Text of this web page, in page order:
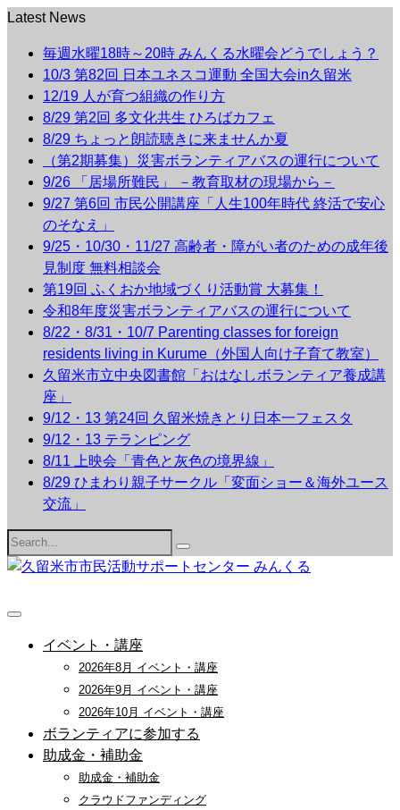
Latest News
毎週水曜18時～20時 みんくる水曜会どうでしょう？
10/3 第82回 日本ユネスコ運動 全国大会in久留米
12/19 人が育つ組織の作り方
8/29 第2回 多文化共生 ひろばカフェ
8/29 ちょっと朗読聴きに来ませんか夏
（第2期募集）災害ボランティアバスの運行について
9/26 「居場所難民」 －教育取材の現場から－
9/27 第6回 市民公開講座「人生100年時代 終活で安心
のそなえ」
9/25・10/30・11/27 高齢者・障がい者のための成年後
見制度 無料相談会
第19回 ふくおか地域づくり活動賞 大募集！
令和8年度災害ボランティアバスの運行について
8/22・8/31・10/7 Parenting classes for foreign
residents living in Kurume（外国人向け子育て教室）
久留米市立中央図書館「おはなしボランティア養成講
座」
9/12・13 第24回 久留米焼きとり日本一フェスタ
9/12・13 テランピング
8/11 上映会「青色と灰色の境界線」
8/29 ひまわり親子サークル「変面ショー＆海外ユース
交流」
Search
for:
イベント・講座
2026年8月 イベント・講座
2026年9月 イベント・講座
2026年10月 イベント・講座
ボランティアに参加する
助成金・補助金
助成金・補助金
クラウドファンディング